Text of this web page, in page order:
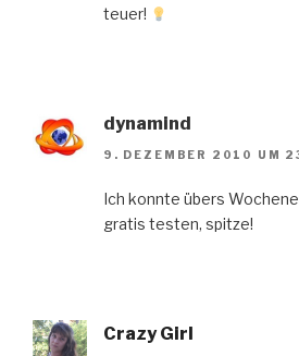
teuer!
dynamind
9. DEZEMBER 2010 UM
Ich konnte übers
gratis testen, spitze!
Crazy Girl